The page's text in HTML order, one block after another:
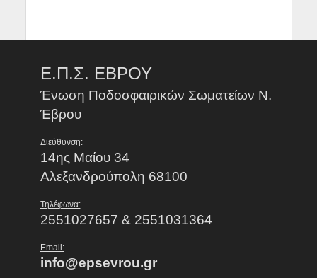
Ε.Π.Σ. ΕΒΡΟΥ
Ένωση Ποδοσφαιρικών Σωματείων Ν.
Έβρου
Διεύθυνση:
14ης Μαίου 34
Αλεξανδρούπολη 68100
Τηλέφωνα:
2551027657 & 2551031364
Email:
info@epsevrou.gr